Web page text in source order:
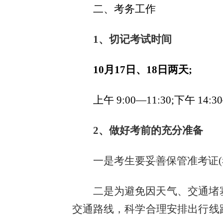
二、考务工作
1、切记考试时间
10月17日、18日两天;
上午 9:00—11:30;下午
2、做好考前的充分准备
一是考生要妥善保管准考
二是为避免因天气、交通
交通路线，科学合理安排出行